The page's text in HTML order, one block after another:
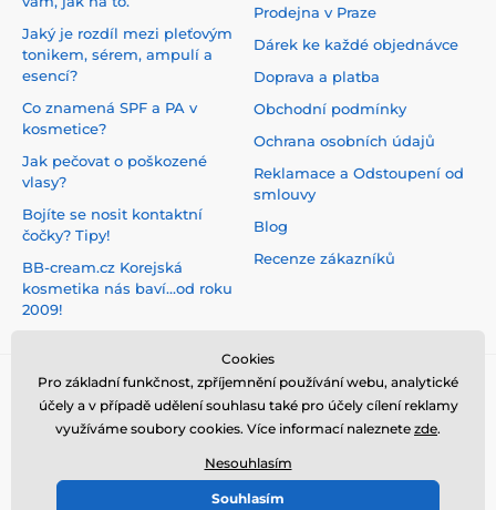
Jaký je rozdíl mezi pleťovým
tonikem, sérem, ampulí a
esencí?
Co znamená SPF a PA v
kosmetice?
Jak pečovat o poškozené
vlasy?
Bojíte se nosit kontaktní
čočky? Tipy!
BB-cream.cz Korejská
kosmetika nás baví...od roku
2009!
Prodejna v Praze
Dárek ke každé objednávce
Doprava a platba
Obchodní podmínky
Ochrana osobních údajů
Reklamace a Odstoupení od
smlouvy
Blog
Recenze zákazníků
© 2026 www.bb-cream.cz ⦁ E-shop vytvořila
Cookies
Pro základní funkčnost, zpříjemnění používání webu, analytické
účely a v případě udělení souhlasu také pro účely cílení reklamy
využíváme soubory cookies. Více informací naleznete zde.
Nesouhlasím
Souhlasím